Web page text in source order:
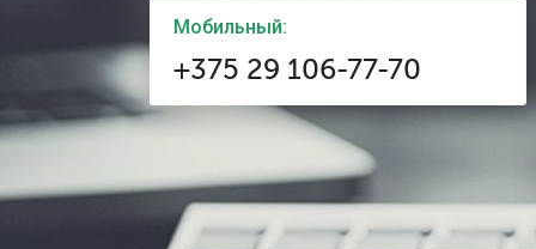
Мобильный:
+375 29 106-77-70